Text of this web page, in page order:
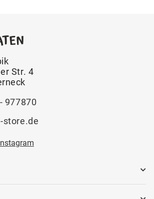
Str. 4
977870
store.de